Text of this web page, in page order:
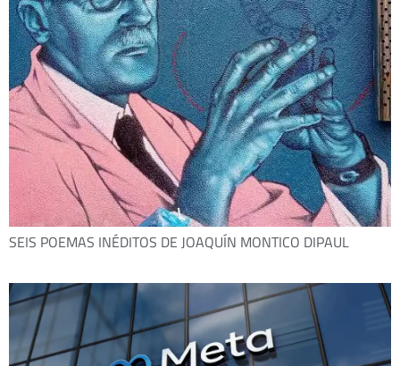
SEIS POEMAS INÉDITOS DE JOAQUÍN MONTICO DIPAUL